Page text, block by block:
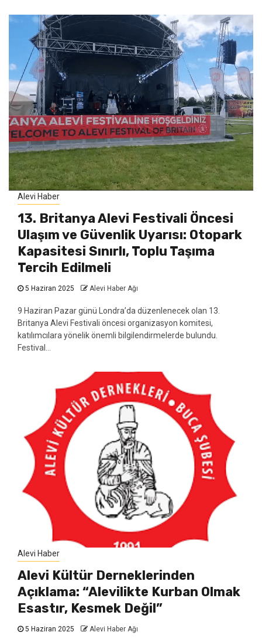
Alevi Haber
13. Britanya Alevi Festivali Öncesi
Ulaşım ve Güvenlik Uyarısı: Otopark
Kapasitesi Sınırlı, Toplu Taşıma
Tercih Edilmeli
5 Haziran 2025 Alevi Haber Ağı
9 Haziran Pazar günü Londra’da düzenlenecek olan 13.
Britanya Alevi Festivali öncesi organizasyon komitesi,
katılımcılara yönelik önemli bilgilendirmelerde bulundu.
Festival...
Alevi Haber
Alevi Kültür Derneklerinden
Açıklama: “Alevilikte Kurban Olmak
Esastır, Kesmek Değil”
5 Haziran 2025 Alevi Haber Ağı